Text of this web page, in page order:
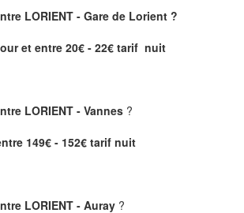
LORIENT - Gare de Lorient ?
et entre 20€ - 22€ tarif nuit
LORIENT - Vannes ?
149€ - 152€ tarif nuit
LORIENT - Auray ?